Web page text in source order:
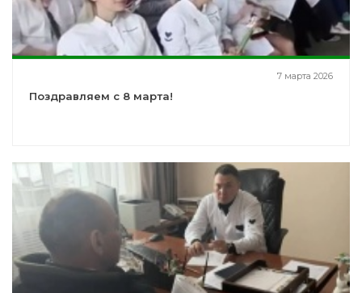
7 марта 2026
Поздравляем с 8 марта!